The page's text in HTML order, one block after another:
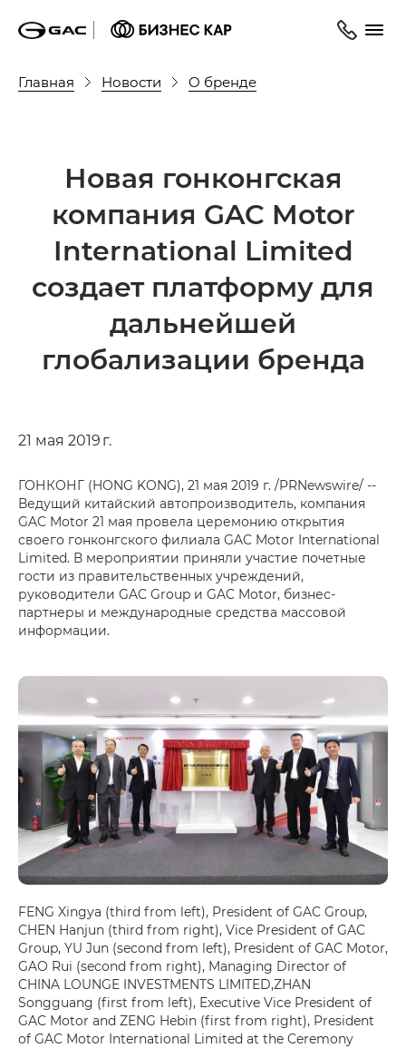
Главная Новости О бренде
Новая гонконгская
компания GAC Motor
International Limited
создает платформу для
дальнейшей
глобализации бренда
21 мая 2019 г.
ГОНКОНГ (HONG KONG), 21 мая 2019 г. /PRNewswire/ --
Ведущий китайский автопроизводитель, компания
GAC Motor 21 мая провела церемонию открытия
своего гонконгского филиала GAC Motor International
Limited. В мероприятии приняли участие почетные
гости из правительственных учреждений,
руководители GAC Group и GAC Motor, бизнес-
партнеры и международные средства массовой
информации.
FENG Xingya (third from left), President of GAC Group,
CHEN Hanjun (third from right), Vice President of GAC
Group, YU Jun (second from left), President of GAC Motor,
GAO Rui (second from right), Managing Director of
CHINA LOUNGE INVESTMENTS LIMITED,ZHAN
Songguang (first from left), Executive Vice President of
GAC Motor and ZENG Hebin (first from right), President
of GAC Motor International Limited at the Ceremony